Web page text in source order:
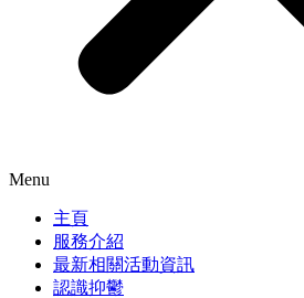
Menu
主頁
服務介紹
最新相關活動資訊
認識抑鬱